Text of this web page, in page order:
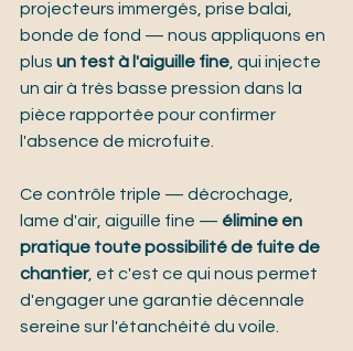
projecteurs immergés, prise balai,
bonde de fond — nous appliquons en
plus un test à l'aiguille fine, qui injecte
un air à très basse pression dans la
pièce rapportée pour confirmer
l'absence de microfuite.
Ce contrôle triple — décrochage,
lame d'air, aiguille fine — élimine en
pratique toute possibilité de fuite de
chantier, et c'est ce qui nous permet
d'engager une garantie décennale
sereine sur l'étanchéité du voile.